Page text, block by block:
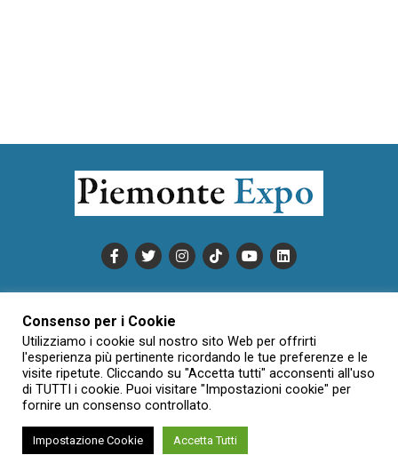
INFORMATIVA SULLA PRIVACY
CONDIZIONI DI UTILIZZO
DATI SOCIETARI
NOVAJO
CREDITS
CONTATTTI
Creative Commons Attribuzione - Non commerciale - Non opere
Consenso per i Cookie
Utilizziamo i cookie sul nostro sito Web per offrirti
l'esperienza più pertinente ricordando le tue preferenze e le
visite ripetute. Cliccando su "Accetta tutti" acconsenti all'uso
di TUTTI i cookie. Puoi visitare "Impostazioni cookie" per
fornire un consenso controllato.
Impostazione Cookie Accetta Tutti